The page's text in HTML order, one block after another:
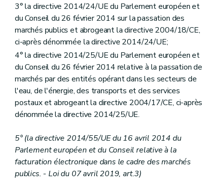
Art. 41
Art. 42
Chapitre 3 Techniques et instruments pour les marchés électroniques et agrégés
Art. 43
Art. 44
Art. 45
Art. 46
Art. 47
Art. 48
Art. 49
Art. 50
Chapitre 4 Déroulement de la procédure
Art. 52
Art. 53
Art. 54
Art. 55
Art. 56
3° la directive 2014/24/UE du Parlement européen et
du Conseil du 26 février 2014 sur la passation des
marchés publics et abrogeant la directive 2004/18/CE,
ci-après dénommée la directive 2014/24/UE;
4° la directive 2014/25/UE du Parlement européen et
du Conseil du 26 février 2014 relative à la passation de
marchés par des entités opérant dans les secteurs de
l'eau, de l'énergie, des transports et des services
postaux et abrogeant la directive 2004/17/CE, ci-après
dénommée la directive 2014/25/UE.
5° (la directive 2014/55/UE du 16 avril 2014 du
Parlement européen et du Conseil relative à la
facturation électronique dans le cadre des marchés
publics. - Loi du 07 avril 2019, art.3)